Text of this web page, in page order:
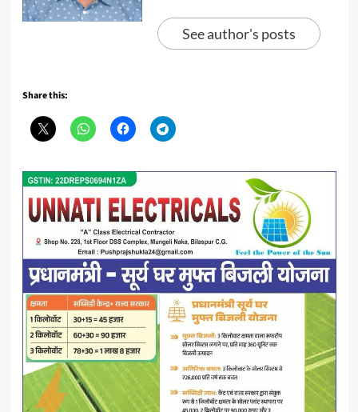
See author's posts
Share this: